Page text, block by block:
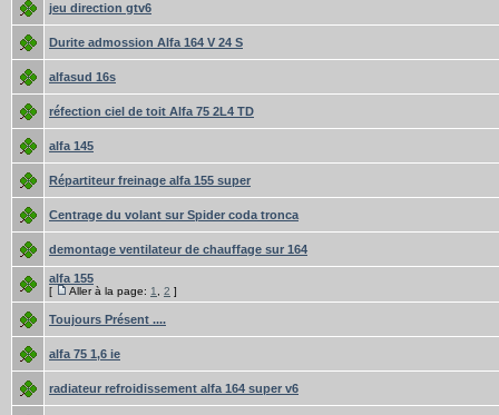
jeu direction gtv6
Durite admossion Alfa 164 V 24 S
alfasud 16s
réfection ciel de toit Alfa 75 2L4 TD
alfa 145
Répartiteur freinage alfa 155 super
Centrage du volant sur Spider coda tronca
demontage ventilateur de chauffage sur 164
alfa 155
[ Aller à la page: 1 2 ]
Toujours Présent ....
alfa 75 1,6 ie
radiateur refroidissement alfa 164 super v6